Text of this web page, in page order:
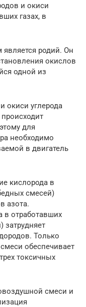
и окиси
газах, в
родий. Он
окислов
одной из
окиси углерода
для
необходимо
в двигатель
кислорода в
смесей)
азота.
в отработавших
затрудняет
Только
обеспечивает
токсичных
смеси и